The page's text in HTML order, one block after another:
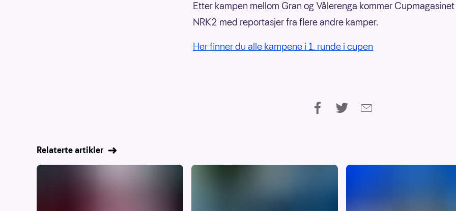
Etter kampen mellom Gran og Vålerenga kommer
NRK2 med reportasjer fra flere andre kamper.
Her finner du alle kampene i 1. runde i cupen
Relaterte artikler